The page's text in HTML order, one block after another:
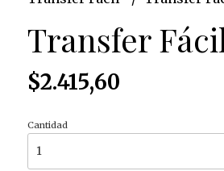
Transfer
$2.415,60
Cantidad